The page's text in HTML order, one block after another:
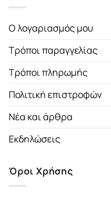
Ο λογαριασμός μου
Τρόποι παραγγελίας
Τρόποι πληρωμής
Πολιτική επιστροφών
Νέα και άρθρα
Εκδηλώσεις
Όροι Χρήσης